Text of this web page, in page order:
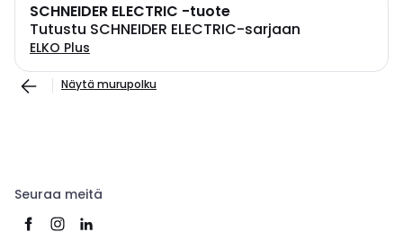
SCHNEIDER ELECTRIC -tuote
Tutustu SCHNEIDER ELECTRIC-sarjaan
ELKO Plus
Näytä murupolku
Seuraa meitä